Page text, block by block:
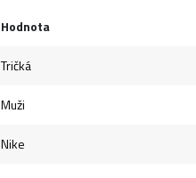
Hodnota
Tričká
Muži
Nike